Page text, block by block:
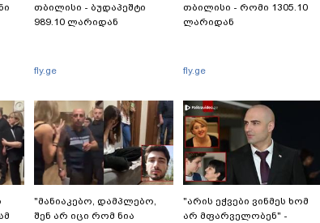
თბილისი - ბუდაპეშტი
989.10 ლარიდან
fly.ge
თბილისი - რომი 1305.10
ლარიდან
fly.ge
"მანიაკებო, დამპლებო,
შენ არ იცი რომ ნია
"არის ეჭვები ვინმეს ხომ
არ მფარველობენ" -